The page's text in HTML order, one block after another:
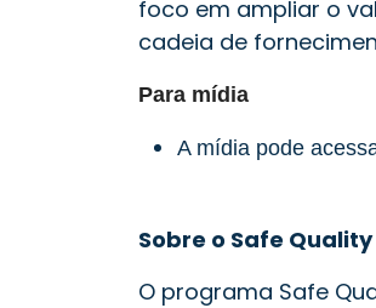
foco em ampliar o
cadeia de
Para mídia
A mídia pode
Sobre o Safe
O programa Safe